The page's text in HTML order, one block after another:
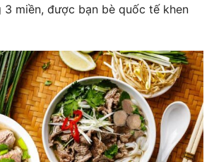
3 miền, được bạn bè quốc tế khen